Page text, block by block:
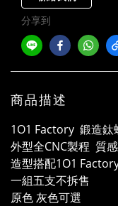
分享到
商品描述
1O1 Factory 鍛造鈦
外型全CNC製程 質
造型搭配1O1
一組五支不拆售
原色 灰色可選